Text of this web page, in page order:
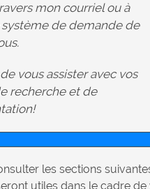
mon courriel ou à
système de demande de
vous assister avec vos
recherche et de
les sections
utiles dans le cadre de